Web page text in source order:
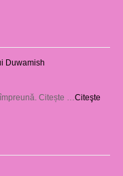
Duwamish
Citește … Citeşte